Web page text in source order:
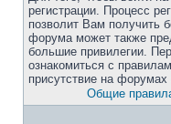
регистрации. Процесс
позволит Вам получить
форума может также
большие привилегии.
ознакомиться с
присутствие на форумах
Общие